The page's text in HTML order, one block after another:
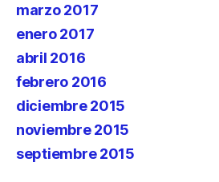
marzo 2017
enero 2017
abril 2016
febrero 2016
diciembre 2015
noviembre 2015
septiembre 2015